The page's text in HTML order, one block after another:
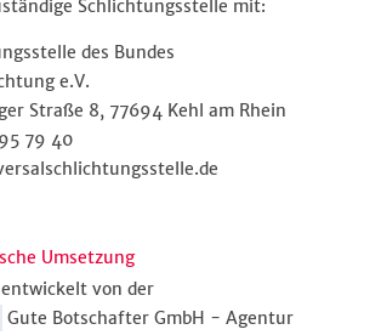
Schlichtungsstelle mit:
des Bundes
e.V.
Straße 8, 77694 Kehl am Rhein
79 40
Umsetzung
von der
Gute Botschafter GmbH - Agentur